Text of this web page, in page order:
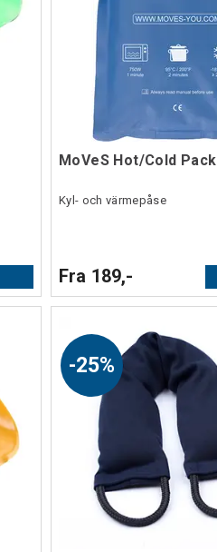
MoVeS Hot/Cold Pack
Kyl- och värmepåse
Fra 189,-
25%